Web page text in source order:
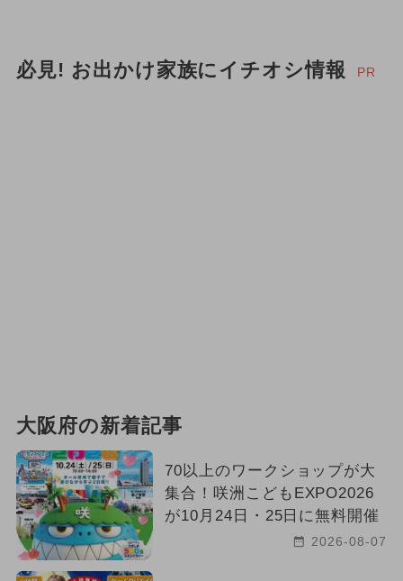
必見! お出かけ家族にイチオシ情報 PR
大阪府の新着記事
70以上のワークショップが大
集合！咲洲こどもEXPO2026
が10月24日・25日に無料開催
2026-08-07